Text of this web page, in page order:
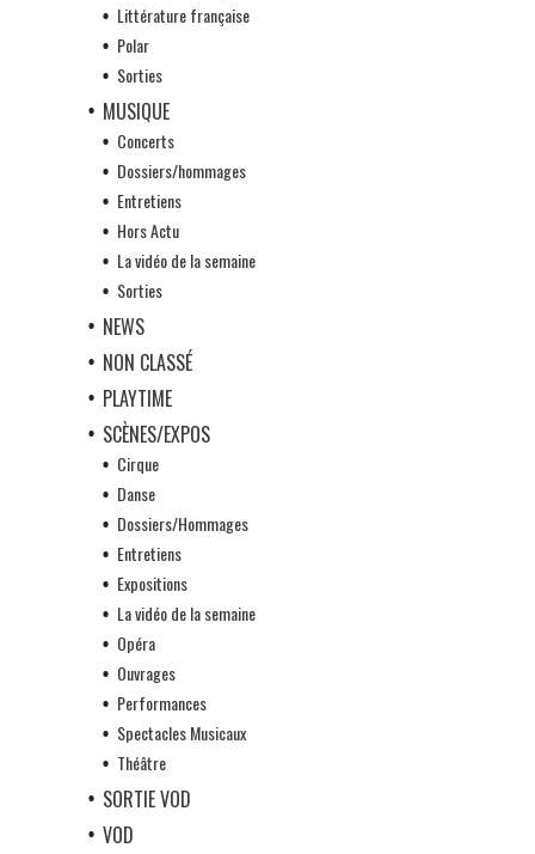
Littérature française
Polar
Sorties
MUSIQUE
Concerts
Dossiers/hommages
Entretiens
Hors Actu
La vidéo de la semaine
Sorties
NEWS
NON CLASSÉ
PLAYTIME
SCÈNES/EXPOS
Cirque
Danse
Dossiers/Hommages
Entretiens
Expositions
La vidéo de la semaine
Opéra
Ouvrages
Performances
Spectacles Musicaux
Théâtre
SORTIE VOD
VOD